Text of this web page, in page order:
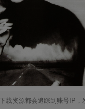
载资源都会追踪到账号IP